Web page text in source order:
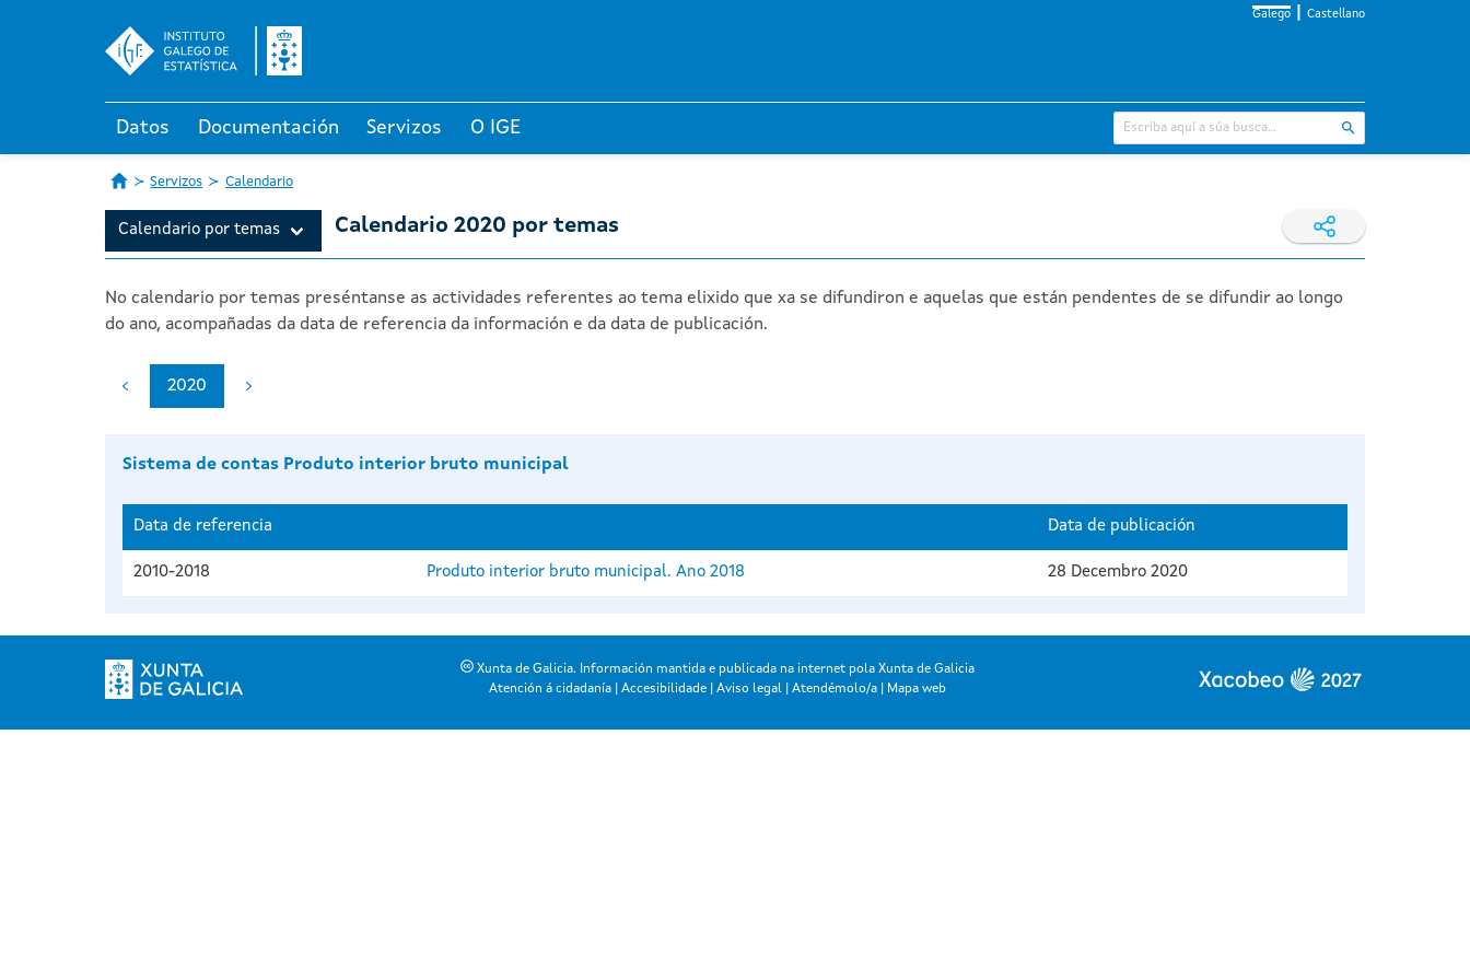
Galego Castellano
Datos Documentación Servizos O IGE
Servizos Calendario
Calendario por temas Calendario 2020 por temas
No calendario por temas preséntanse as actividades referentes ao tema elixido que xa se difundiron e aquelas que están pendentes de se difundir ao longo
do ano, acompañadas da data de referencia da información e da data de publicación.
2020
Sistema de contas Produto interior bruto municipal
Data de referencia Data de publicación
2010-2018 Produto interior bruto municipal. Ano 2018 28 Decembro 2020
Xunta de Galicia. Información mantida e publicada na internet pola Xunta de Galicia
Atención á cidadanía |Accesibilidade |Aviso legal |Atendémolo/a Mapa web